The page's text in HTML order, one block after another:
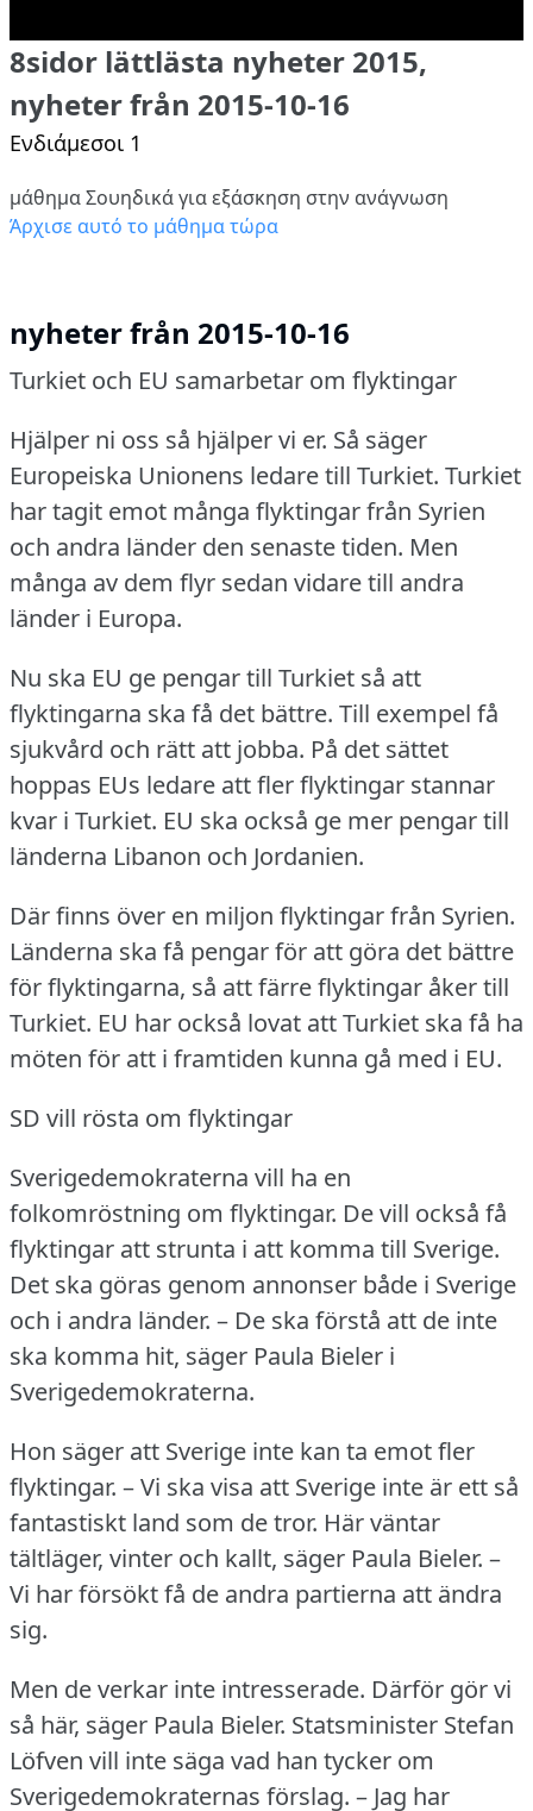
8sidor lättlästa nyheter 2015,
nyheter från 2015-10-16
Ενδιάμεσοι 1
μάθημα Σουηδικά για εξάσκηση στην ανάγνωση
Άρχισε αυτό το μάθημα τώρα
nyheter från 2015-10-16
Turkiet och EU samarbetar om flyktingar
Hjälper ni oss så hjälper vi er. Så säger
Europeiska Unionens ledare till Turkiet. Turkiet
har tagit emot många flyktingar från Syrien
och andra länder den senaste tiden. Men
många av dem flyr sedan vidare till andra
länder i Europa.
Nu ska EU ge pengar till Turkiet så att
flyktingarna ska få det bättre. Till exempel få
sjukvård och rätt att jobba. På det sättet
hoppas EUs ledare att fler flyktingar stannar
kvar i Turkiet. EU ska också ge mer pengar till
länderna Libanon och Jordanien.
Där finns över en miljon flyktingar från Syrien.
Länderna ska få pengar för att göra det bättre
för flyktingarna, så att färre flyktingar åker till
Turkiet. EU har också lovat att Turkiet ska få ha
möten för att i framtiden kunna gå med i EU.
SD vill rösta om flyktingar
Sverigedemokraterna vill ha en
folkomröstning om flyktingar. De vill också få
flyktingar att strunta i att komma till Sverige.
Det ska göras genom annonser både i Sverige
och i andra länder. – De ska förstå att de inte
ska komma hit, säger Paula Bieler i
Sverigedemokraterna.
Hon säger att Sverige inte kan ta emot fler
flyktingar. – Vi ska visa att Sverige inte är ett så
fantastiskt land som de tror. Här väntar
tältläger, vinter och kallt, säger Paula Bieler. –
Vi har försökt få de andra partierna att ändra
sig.
Men de verkar inte intresserade. Därför gör vi
så här, säger Paula Bieler. Statsminister Stefan
Löfven vill inte säga vad han tycker om
Sverigedemokraternas förslag. – Jag har